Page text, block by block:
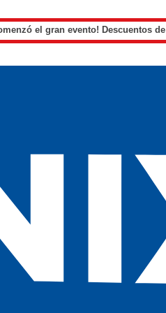
el gran evento! Descuentos